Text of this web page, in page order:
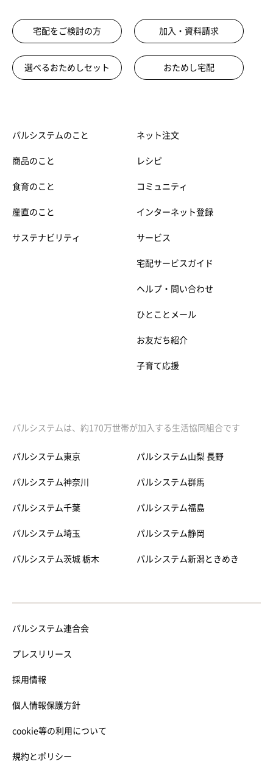
宅配をご検討の方 加入・資料請求
選べるおためしセット おためし宅配
パルシステムのこと
商品のこと
食育のこと
産直のこと
サステナビリティ
ネット注文
レシピ
コミュニティ
インターネット登録
サービス
宅配サービスガイド
ヘルプ・問い合わせ
ひとことメール
お友だち紹介
子育て応援
パルシステムは、約170万世帯が加入する生活協同組合です
パルシステム東京
パルシステム神奈川
パルシステム千葉
パルシステム埼玉
パルシステム茨城 栃木
パルシステム山梨 長野
パルシステム群馬
パルシステム福島
パルシステム静岡
パルシステム新潟ときめき
パルシステム連合会
プレスリリース
採用情報
個人情報保護方針
cookie等の利用について
規約とポリシー